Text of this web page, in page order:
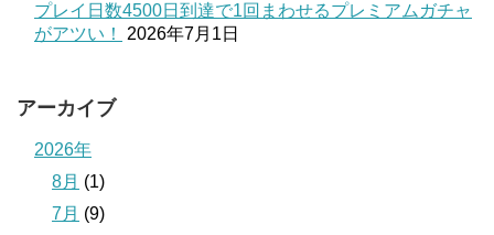
プレイ日数4500日到達で1回まわせるプレミアムガチャ
がアツい！
2026年7月1日
アーカイブ
2026年
8月 (1)
7月 (9)